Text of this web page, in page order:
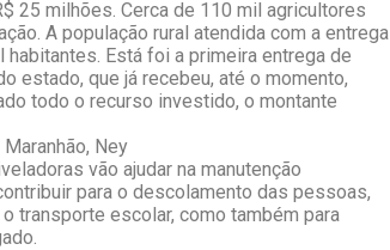
25 milhões. Cerca de 110 mil agricultores
A população rural atendida com a entrega
Está foi a primeira entrega de
estado, que já recebeu, até o momento,
todo o recurso investido, o montante
Ney
vão ajudar na manutenção
para o descolamento das pessoas,
transporte escolar, como também para